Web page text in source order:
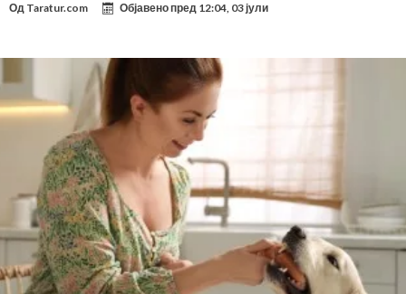
Од Taratur.com Објавено пред 12:04, 03 јули